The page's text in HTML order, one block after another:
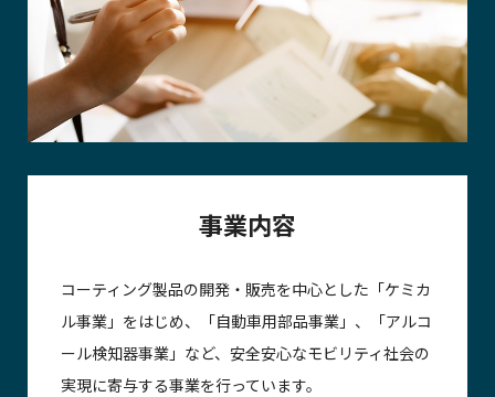
事業内容
コーティング製品の開発・販売を中心とした「ケミカ
ル事業」をはじめ、「自動車用部品事業」、「アルコ
ール検知器事業」など、安全安心なモビリティ社会の
実現に寄与する事業を行っています。